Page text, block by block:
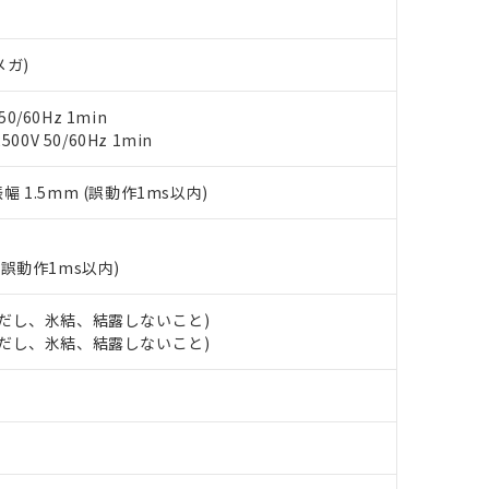
ガ)
60Hz 1min
50/60Hz 1min
1.5mm (誤動作1ms以内)
動作1ms以内)
、氷結、結露しないこと)
、氷結、結露しないこと)
点で非含有を証明するもので、過去に遡って非含有を証明するも
タル酸エステル類４物質の対応では、対応完了までの期間は出
欄に対応日を記載しておりました。
への在庫切替を完了していることから、特段のことがない限り